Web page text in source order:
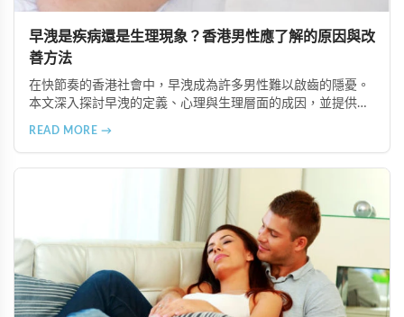
早洩是疾病還是生理現象？香港男性應了解的原因與改
善方法
在快節奏的香港社會中，早洩成為許多男性難以啟齒的隱憂。
本文深入探討早洩的定義、心理與生理層面的成因，並提供調
READ MORE →